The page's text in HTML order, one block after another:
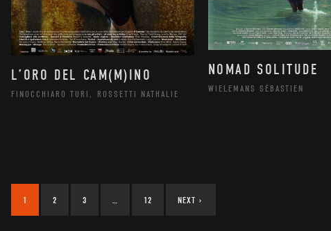
L’ORO DEL CAM(M)INO
FINOCCHIARO TURI, ROSSETTI NATHALIE
NOMAD SOLITUDE
WIELEMANS SÉBASTIEN
1 2 3 … 12 NEXT ›